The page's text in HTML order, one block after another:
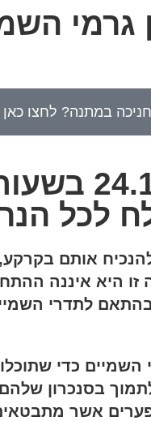
גרמי
במתנה? לחצו
לכל
אותם
היא איננה
לתדרי
כדי
בסנכרון
אשר